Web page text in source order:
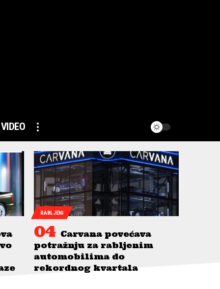
VIDEO
RABLJENI
Carvana povećava
potražnju za rabljenim
automobilima do
rekordnog kvartala